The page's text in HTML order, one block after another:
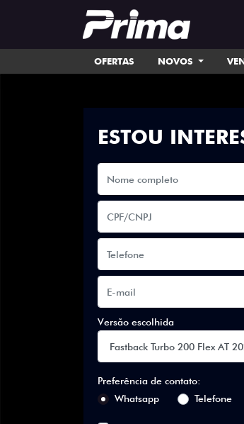
OFERTAS NOVOS
ESTOU
Versão escolhida
Preferência de contato:
Whatsapp
Telefone